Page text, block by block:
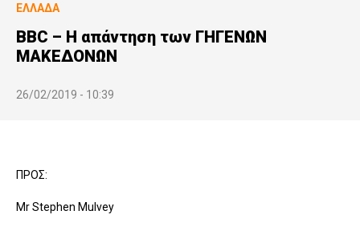
ΕΛΛΆΔΑ
BBC – Η απάντηση των ΓΗΓΕΝΩΝ
ΜΑΚΕΔΟΝΩΝ
26/02/2019 - 10:39
ΠΡΟΣ:
Mr Stephen Mulvey